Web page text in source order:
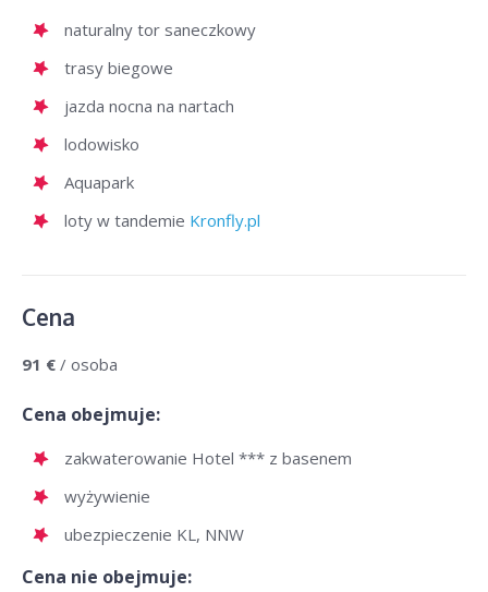
naturalny tor saneczkowy
trasy biegowe
jazda nocna na nartach
lodowisko
Aquapark
loty w tandemie Kronfly.pl
Cena
91 € / osoba
Cena obejmuje:
zakwaterowanie Hotel *** z basenem
wyżywienie
ubezpieczenie KL, NNW
Cena nie obejmuje: